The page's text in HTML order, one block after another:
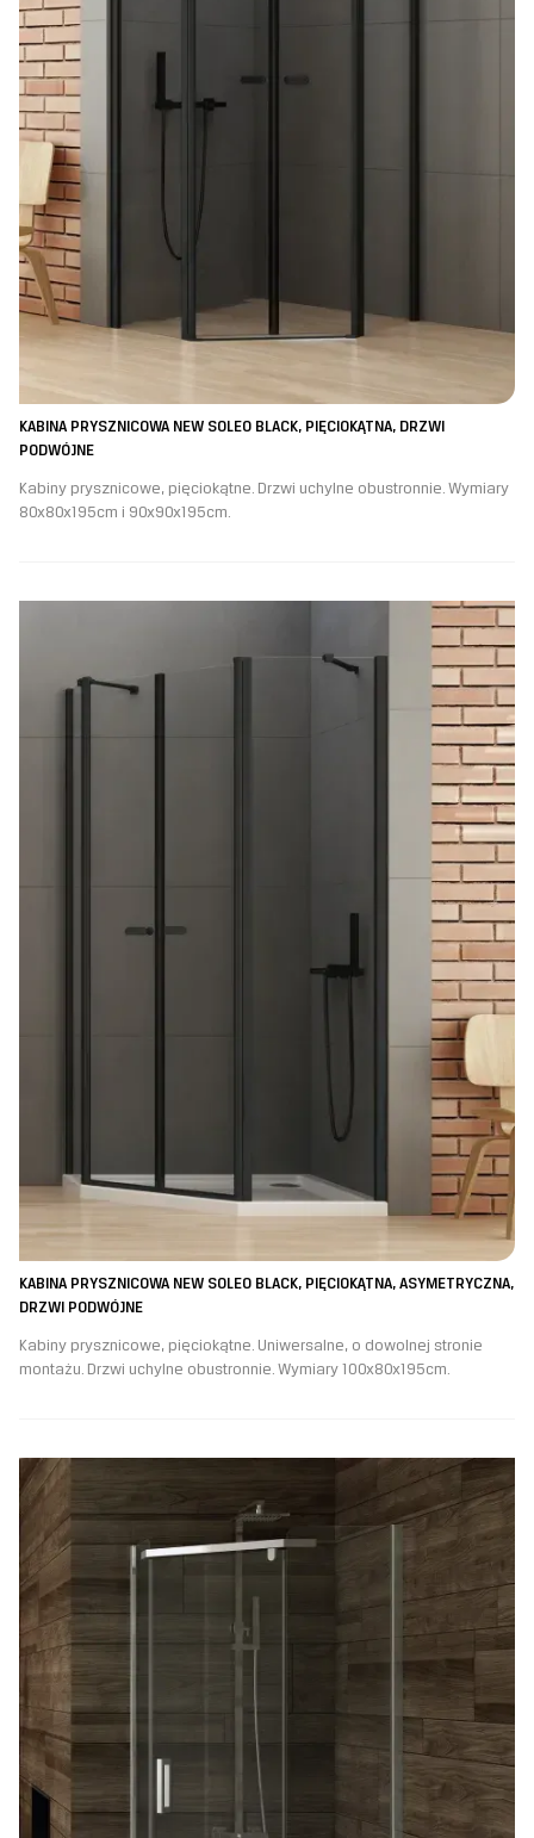
KABINA PRYSZNICOWA NEW SOLEO BLACK, PIĘCIOKĄTNA, DRZWI
PODWÓJNE
Kabiny prysznicowe, pięciokątne. Drzwi uchylne obustronnie. Wymiary
80x80x195cm i 90x90x195cm.
KABINA PRYSZNICOWA NEW SOLEO BLACK, PIĘCIOKĄTNA, ASYMETRYCZNA,
DRZWI PODWÓJNE
Kabiny prysznicowe, pięciokątne. Uniwersalne, o dowolnej stronie
montażu. Drzwi uchylne obustronnie. Wymiary 100x80x195cm.